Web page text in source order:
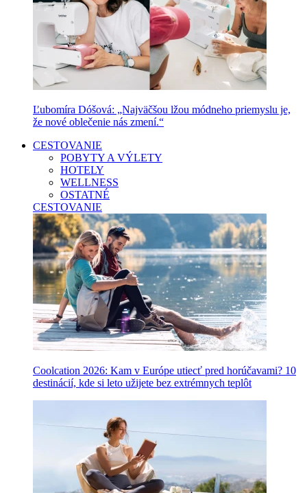
Ľubomíra Dóšová: „Najväčšou lžou módneho priemyslu je,
že nové oblečenie nás zmení.“
CESTOVANIE
POBYTY A VÝLETY
HOTELY
WELLNESS
OSTATNÉ
CESTOVANIE
Coolcation 2026: Kam v Európe utiecť pred horúčavami? 10
destinácií, kde si leto užijete bez extrémnych teplôt